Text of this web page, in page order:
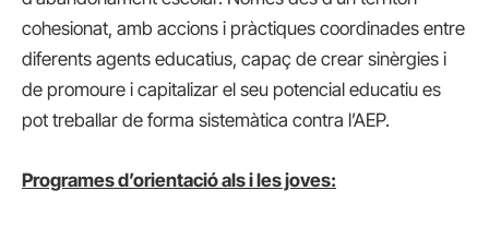
cohesionat, amb accions i pràctiques coordinades entre
diferents agents educatius, capaç de crear sinèrgies i
de promoure i capitalizar el seu potencial educatiu es
pot treballar de forma sistemàtica contra l’AEP.
Programes d’orientació als i les joves: